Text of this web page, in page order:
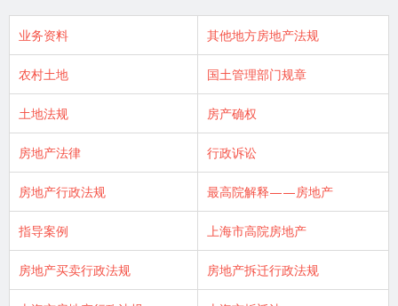
业务资料 其他地方房地产法规
农村土地 国土管理部门规章
土地法规 房产确权
房地产法律 行政诉讼
房地产行政法规 最高院解释——房地产
指导案例 上海市高院房地产
房地产买卖行政法规 房地产拆迁行政法规